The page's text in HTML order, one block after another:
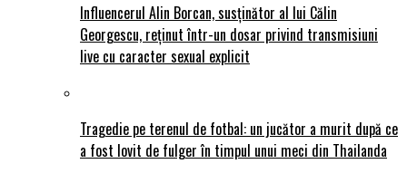
Influencerul Alin Borcan, susținător al lui Călin
Georgescu, reținut într-un dosar privind transmisiuni
live cu caracter sexual explicit
Tragedie pe terenul de fotbal: un jucător a murit după ce
a fost lovit de fulger în timpul unui meci din Thailanda